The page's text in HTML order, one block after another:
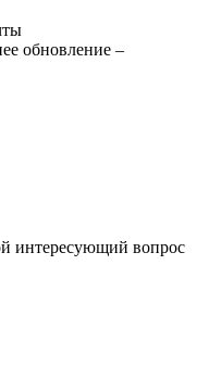
обновление –
интересующий вопрос